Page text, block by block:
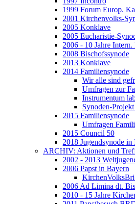
1999 Forum Europ.
2001 Kirchenvolks-
2005 Konklave
2005 Eucharistie-
2006 - 10 Jahre
2008 Bischofssynode
2013 Konklave
2014 Familiensynode
Wir alle sind
Umfragen zur
Instrumentum
Synoden-
2015 Familiensynode
Umfragen
2015 Council 50
2018 Jugendsynode in
ARCHIV: Aktionen und
2002 - 2013
2006 Papst in Bayern
2006 Ad Limina dt.
2010 - 15 Jahre